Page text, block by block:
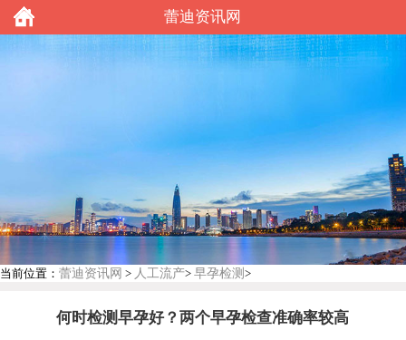
蕾迪资讯网
当前位置： 蕾迪资讯网 > 人工流产> 早孕检测 >
何时检测早孕好？两个早孕检查准确率较高